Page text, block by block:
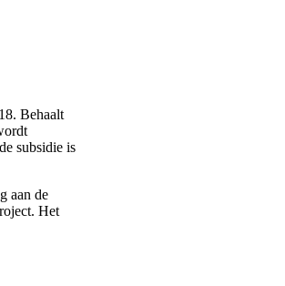
Behaalt
subsidie is
aan de
Het